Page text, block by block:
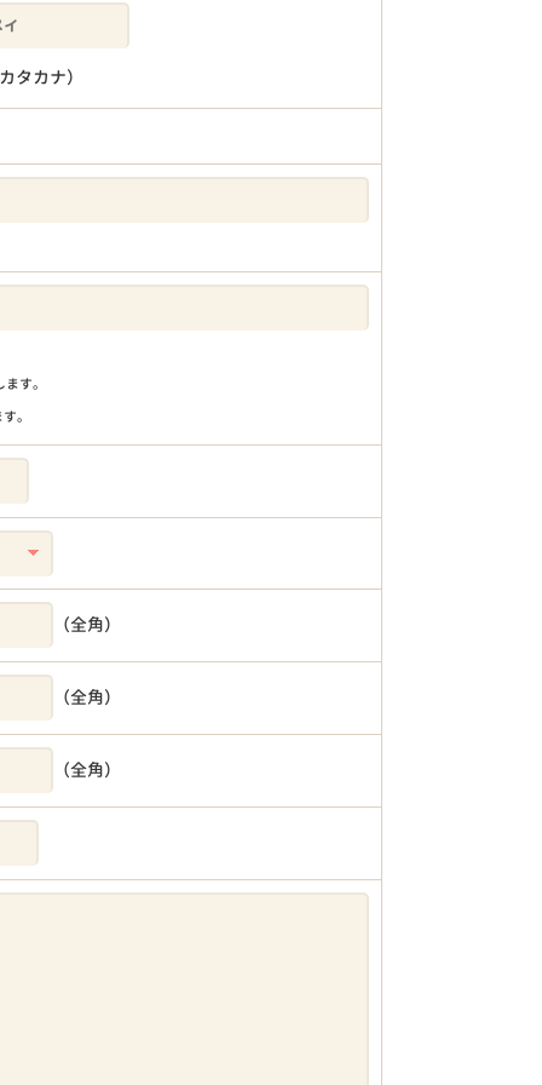
タカナ）
す。
。
（全角）
（全角）
（全角）